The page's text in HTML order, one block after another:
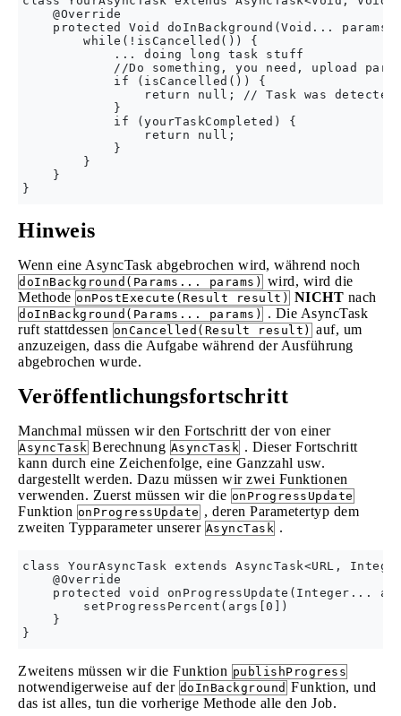
    @Override
protected Void doInBackground(Void... params)
        while(!isCancelled()) {
            ... doing long task stuff
//Do something, you need, upload part
            if (isCancelled()) {
return null; // Task was detected
            }
            if (yourTaskCompleted) {
                return null;
            }
        }
    }
Hinweis
Wenn eine AsyncTask abgebrochen wird, während noch
doInBackground(Params... params) wird, wird die
Methode onPostExecute(Result result) NICHT nach
doInBackground(Params... params)
. Die AsyncTask
ruft stattdessen onCancelled(Result result) auf, um
anzuzeigen, dass die Aufgabe während der Ausführung
abgebrochen wurde.
Veröffentlichungsfortschritt
Manchmal müssen wir den Fortschritt der von einer
AsyncTask Berechnung AsyncTask . Dieser Fortschritt
kann durch eine Zeichenfolge, eine Ganzzahl usw.
dargestellt werden. Dazu müssen wir zwei Funktionen
verwenden. Zuerst müssen wir die onProgressUpdate
Funktion onProgressUpdate , deren Parametertyp dem
zweiten Typparameter unserer AsyncTask .
class YourAsyncTask extends AsyncTask<URL,
    @Override
protected void onProgressUpdate(Integer...
        setProgressPercent(args[0])
    }
Zweitens müssen wir die Funktion publishProgress
notwendigerweise auf der doInBackground Funktion, und
das ist alles, tun die vorherige Methode alle den Job.